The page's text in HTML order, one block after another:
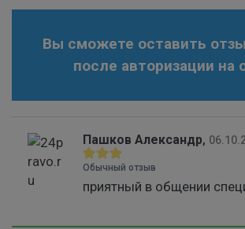
Вы сможете оставить
после авторизации на
Пашков Александр,
Обычный отзыв
приятный в общении